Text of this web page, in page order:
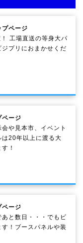
ページ
工場直送の等身大パ
ジプリ におまかせくだ
ージ
や見本市、イベント
20年以上に渡る大
！
ージ
と数日・・・でもビ
！ブースパネルや装